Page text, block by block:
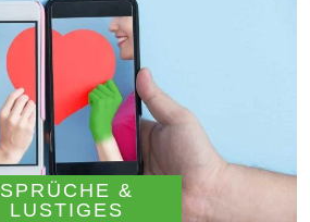
SPRÜCHE &
LUSTIGES